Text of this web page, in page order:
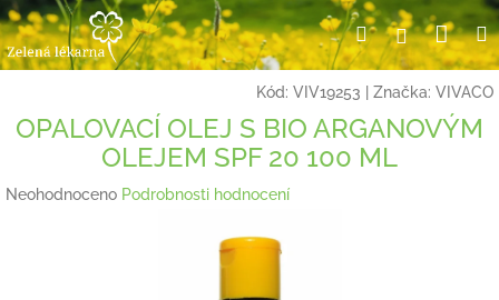
Přejít
na
obsah
HledatPřihlášení
Kód: VIV19253 Značka: VIVACO
OPALOVACÍ OLEJ S BIO ARGANOVÝM
OLEJEM SPF 20 100 ML
Průměrné
Neohodnoceno Podrobnosti hodnocení